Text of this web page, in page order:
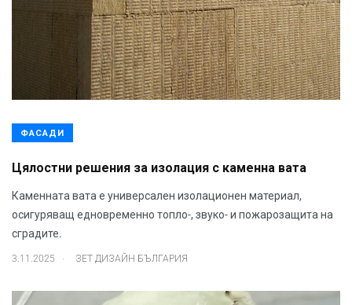
ФАСАДИ
Цялостни решения за изолация с каменна вата
Каменната вата е универсален изолационен материал,
осигуряващ едновременно топло-, звуко- и пожарозащита на
сградите.
3.11.2025 . ЗЕТ ДИЗАЙН БЪЛГАРИЯ